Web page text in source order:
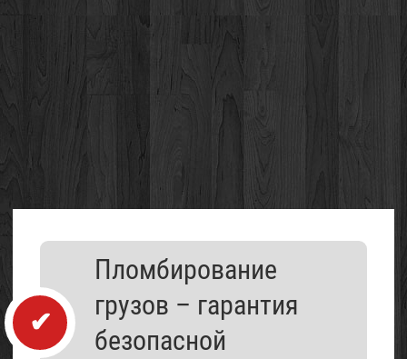
Пломбирование
грузов – гарантия
безопасной
Каталог
организаций